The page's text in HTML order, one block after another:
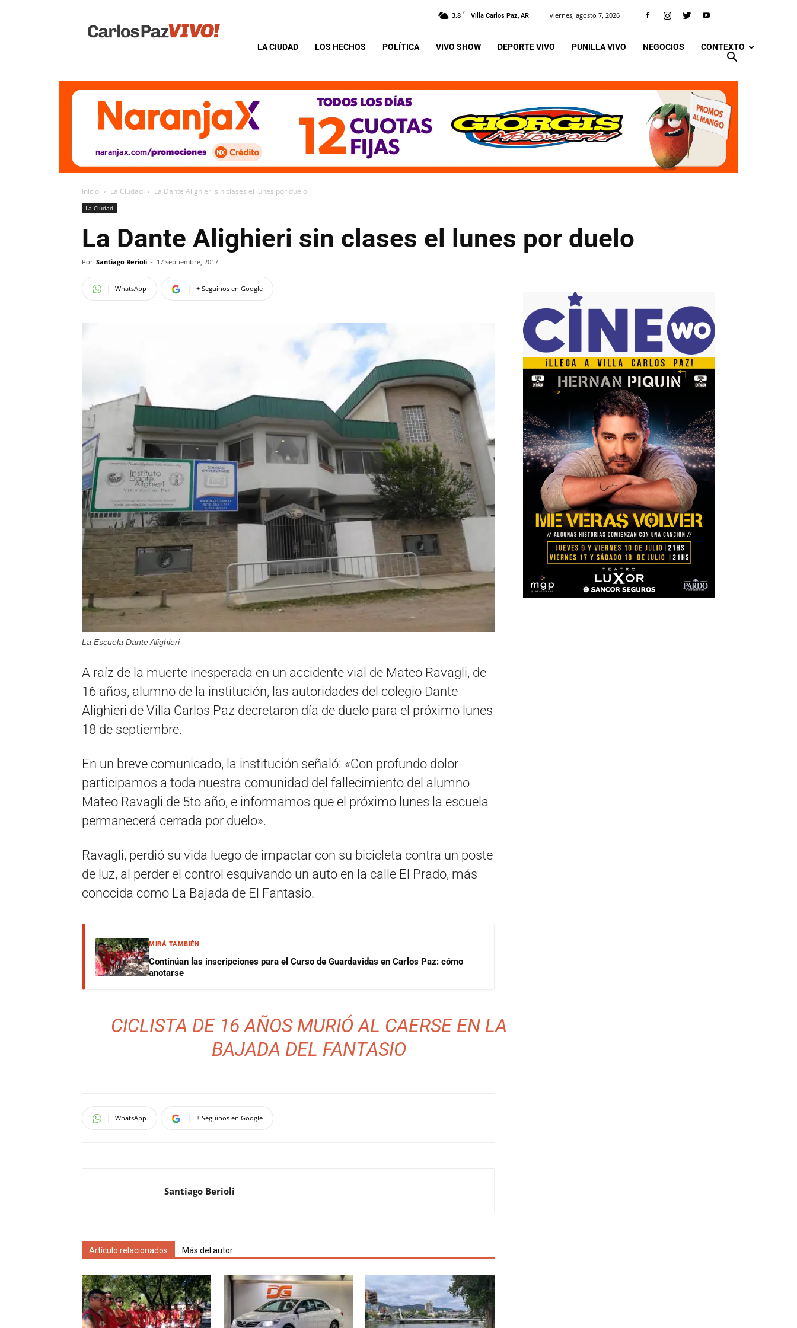
Vivo
3.8 C Villa Carlos Paz, AR viernes, agosto 7, 2026
LA CIUDAD LOS HECHOS POLÍTICA VIVO SHOW DEPORTE VIVO PUNILLA VIVO NEGOCIOS CONTEXTO
Inicio La Ciudad La Dante Alighieri sin clases el lunes por duelo
La Ciudad
La Dante Alighieri sin clases el lunes por duelo
Por Santiago Berioli - 17 septiembre, 2017
WhatsApp + Seguinos en Google
La Escuela Dante Alighieri
A raíz de la muerte inesperada en un accidente vial de Mateo Ravagli, de
16 años, alumno de la institución, las autoridades del colegio Dante
Alighieri de Villa Carlos Paz decretaron día de duelo para el próximo lunes
18 de septiembre.
En un breve comunicado, la institución señaló: «Con profundo dolor
participamos a toda nuestra comunidad del fallecimiento del alumno
Mateo Ravagli de 5to año, e informamos que el próximo lunes la escuela
permanecerá cerrada por duelo».
Ravagli, perdió su vida luego de impactar con su bicicleta contra un poste
de luz, al perder el control esquivando un auto en la calle El Prado, más
conocida como La Bajada de El Fantasio.
MIRÁ TAMBIÉN
Continúan las inscripciones para el Curso de Guardavidas en Carlos Paz: cómo
anotarse
CICLISTA DE 16 AÑOS MURIÓ AL CAERSE EN LA
BAJADA DEL FANTASIO
WhatsApp + Seguinos en Google
Santiago Berioli
Artículo relacionados Más del autor